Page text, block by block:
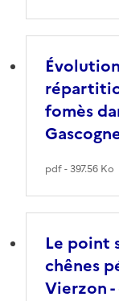
fomès
pdf - 397.56 Ko
Le point
chênes
Vierzon